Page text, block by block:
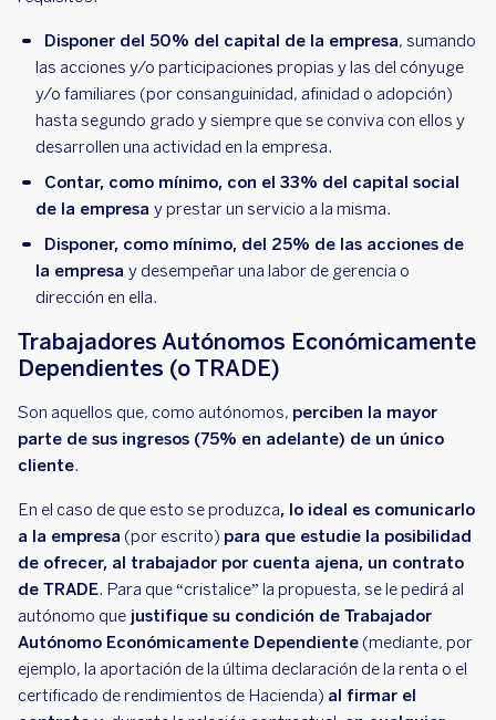
Disponer del 50% del capital de la empresa, sumando
las acciones y/o participaciones propias y las del cónyuge
y/o familiares (por consanguinidad, afinidad o adopción)
hasta segundo grado y siempre que se conviva con ellos y
desarrollen una actividad en la empresa.
Contar, como mínimo, con el 33% del capital social
de la empresa y prestar un servicio a la misma.
Disponer, como mínimo, del 25% de las acciones de
la empresa y desempeñar una labor de gerencia o
dirección en ella.
Trabajadores Autónomos Económicamente
Dependientes (o TRADE)
Son aquellos que, como autónomos, perciben la mayor
parte de sus ingresos (75% en adelante) de un único
cliente.
En el caso de que esto se produzca, lo ideal es comunicarlo
a la empresa (por escrito) para que estudie la posibilidad
de ofrecer, al trabajador por cuenta ajena, un contrato
de TRADE. Para que “cristalice” la propuesta, se le pedirá al
autónomo que justifique su condición de Trabajador
Autónomo Económicamente Dependiente (mediante, por
ejemplo, la aportación de la última declaración de la renta o el
certificado de rendimientos de Hacienda) al firmar el